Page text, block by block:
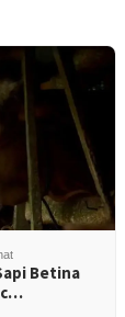
Dikabulkan,
Tersangka
Betina